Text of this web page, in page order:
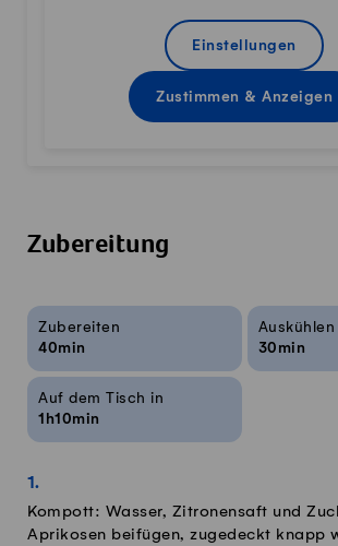
Einstellungen
Zustimmen & Anzeigen
Zubereitung
Rezeptinfos
Zubereiten
40min
Auskühlen
30min
Auf dem Tisch in
1h10min
Kompott: Wasser, Zitronensaft und
Aprikosen beifügen, zugedeckt knapp